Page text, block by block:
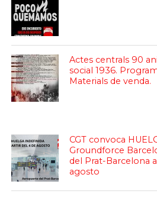
Actes centrals 90
social 1936.
Materials de venda.
CGT convoca
Groundforce
del Prat-Barcelona
agosto